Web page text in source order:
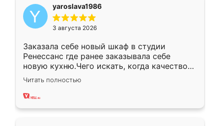
yaroslava1986
3 августа 2026
Заказала себе новый шкаф в студии
Ренессанс где ранее заказывала себе
новую кухню.Чего искать, когда качеством
вполне довольна. Служит кухня уже почти
два года, нареканий нет.
Читать полностью